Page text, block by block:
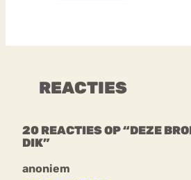
REACTIES
20 REACTIES OP “DEZE
DIK”
anoniem